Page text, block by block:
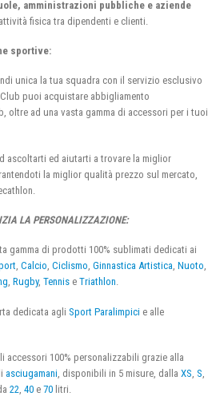
amministrazioni pubbliche e aziende
fisica tra dipendenti e clienti.
sportive:
unica la tua squadra con il servizio esclusivo
puoi acquistare abbigliamento
oltre ad una vasta gamma di accessori per i tuoi
ascoltarti ed aiutarti a trovare la miglior
la miglior qualità prezzo sul mercato,
LA PERSONALIZZAZIONE:
gamma di prodotti 100% sublimati dedicati ai
, Calcio, Ciclismo, Ginnastica Artistica, Nuoto,
, Rugby, Tennis e Triathlon.
dedicata agli Sport Paralimpici e alle
accessori 100% personalizzabili grazie alla
asciugamani , disponibili in 5 misure, dalla XS S
22 40 e 70 litri.